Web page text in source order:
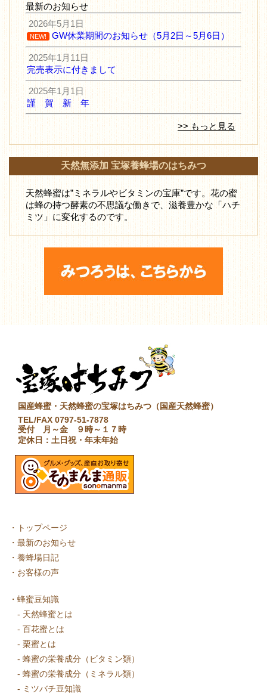
最新のお知らせ
2026年5月1日
NEW! GW休業期間のお知らせ（5月2日～5月6日）
2025年1月11日
完売表示に付きまして
2025年1月1日
謹 賀 新 年
>> もっと見る
天然無添加 宝塚養蜂場のはちみつ
天然蜂蜜は”ミネラルやビタミンの宝庫”です。花の蜜
は蜂の持つ酵素の不思議な働きで、滋養豊かな「ハチ
ミツ」に変化するのです。
国産蜂蜜・天然蜂蜜の宝塚はちみつ（国産天然蜂蜜）
TEL/FAX 0797-51-7878
受付 月～金 ９時～１７時
定休日：土日祝・年末年始
・
トップページ
・ 最新のお知らせ
・ 養蜂場日記
・ お客様の声
・ 蜂蜜豆知識
- 天然蜂蜜とは
- 百花蜜とは
- 栗蜜とは
- 蜂蜜の栄養成分（ビタミン類）
- 蜂蜜の栄養成分（ミネラル類）
- ミツバチ豆知識